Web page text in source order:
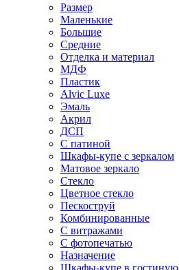
Размер
Маленькие
Большие
Средние
Отделка и материал
МДФ
Пластик
Alvic Luxe
Эмаль
Акрил
ДСП
С патиной
Шкафы-купе с зеркалом
Матовое зеркало
Стекло
Цветное стекло
Пескоструй
Комбинированные
С витражами
С фотопечатью
Назначение
Шкафы-купе в гостиную